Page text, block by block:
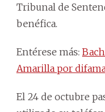
Tribunal de
benéfica.
Entérese más:
Amarilla por
El 24 de octubre